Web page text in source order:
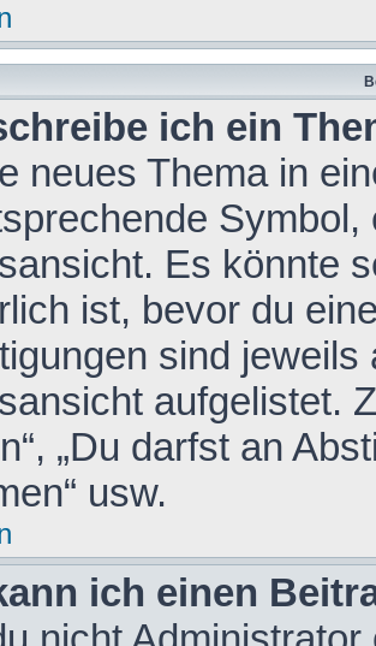
ich ein
neues Thema in
Es könnte
ist, bevor du
sind
aufgelistet.
„Du darfst an
usw.
ich einen